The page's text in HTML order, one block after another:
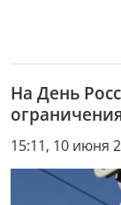
На День
15:11, 10 июня